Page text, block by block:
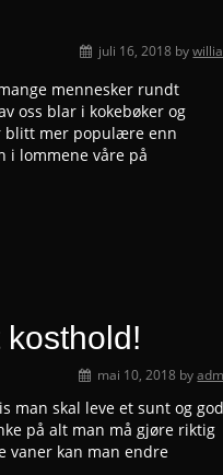
juli 16, 2018 by
mennesker rundt
oss blar i kokebøker og
blitt mer populære enn
i lommene våre på
mai 10, 2018 by
man skal leve et sunt og
på alt man må gjøre riktig
vaner kan man endre